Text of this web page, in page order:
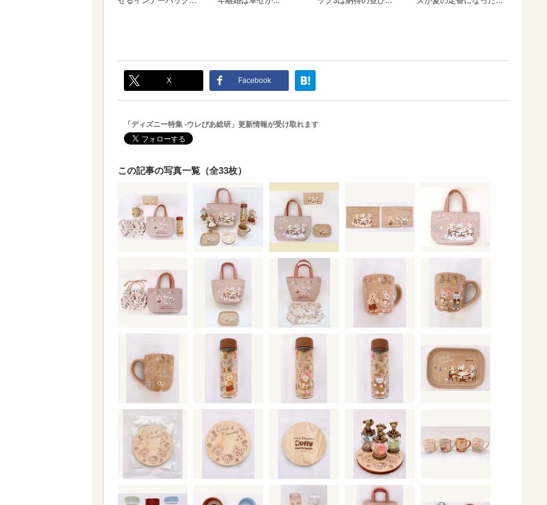
X Facebook
「ディズニー特集 -ウレぴあ総研」更新情報が受け取れます
この記事の写真一覧（全33枚）